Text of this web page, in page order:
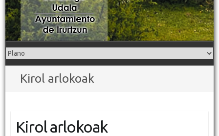
Kirol arlokoak
Kirol arlokoak